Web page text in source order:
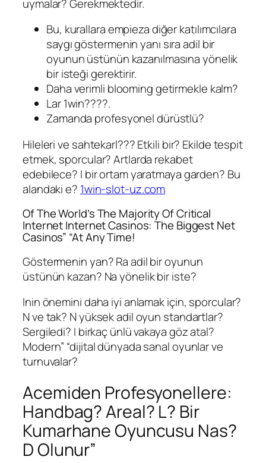
uymalar? Gerekmektedir.
Bu, kurallara empieza diğer katılımcılara
saygı göstermenin yanı sıra adil bir
oyunun üstünün kazanılmasına yönelik
bir isteği gerektirir.
Daha verimli blooming getirmekle kalm?
Lar 1win????.
Zamanda profesyonel dürüstlü?
Hileleri ve sahtekarl??? Etkili bir? Ekilde tespit
etmek, sporcular? Artlarda rekabet
edebilece? I bir ortam yaratmaya garden? Bu
alandaki e? 1win-slot-uz.com
Of The World’s The Majority Of Critical
Internet Internet Casinos: The Biggest Net
Casinos” “At Any Time!
Göstermenin yan? Ra adil bir oyunun
üstünün kazan? Na yönelik bir iste?
Inin önemini daha iyi anlamak için, sporcular?
N ve tak? N yüksek adil oyun standartlar?
Sergiledi? I birkaç ünlü vakaya göz atal?
Modern” “dijital dünyada sanal oyunlar ve
turnuvalar?
Acemiden Profesyonellere:
Handbag? Areal? L? Bir
Kumarhane Oyuncusu Nas?
D Olunur”